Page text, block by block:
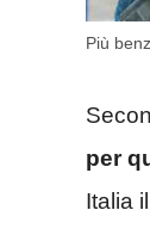
Più
per
Italia